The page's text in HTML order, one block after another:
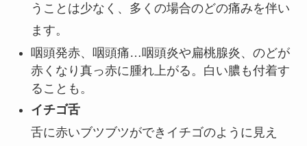
うことは少なく、多くの場合のどの痛みを伴い
ます。
咽頭発赤、咽頭痛…咽頭炎や扁桃腺炎、のどが
赤くなり真っ赤に腫れ上がる。白い膿も付着す
ることも。
イチゴ舌
舌に赤いブツブツができイチゴのように見え